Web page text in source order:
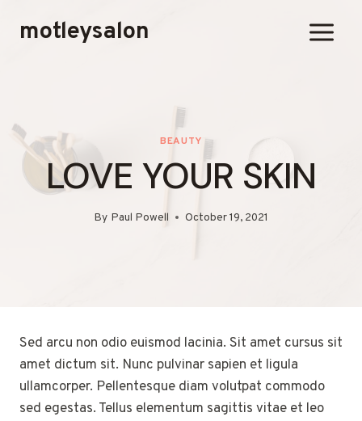
motleysalon
BEAUTY
LOVE YOUR SKIN
By Paul Powell October 19, 2021
Sed arcu non odio euismod lacinia. Sit amet cursus sit
amet dictum sit. Nunc pulvinar sapien et ligula
ullamcorper. Pellentesque diam volutpat commodo
sed egestas. Tellus elementum sagittis vitae et leo